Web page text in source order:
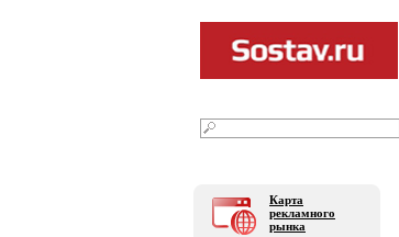
Карта
рекламного
рынка